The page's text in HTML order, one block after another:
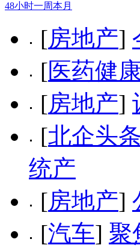
48小时一周本月
[房地产]
[医药健
[房地产]
[北企头条
统产
[房地产]
[汽车] 聚